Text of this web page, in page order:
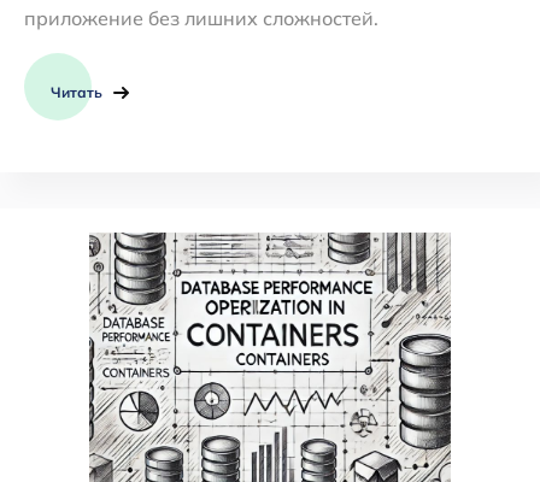
приложение без лишних сложностей.
Читать